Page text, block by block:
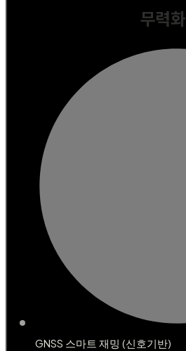
무력화
GNSS 스마트 재밍 (신호기반)